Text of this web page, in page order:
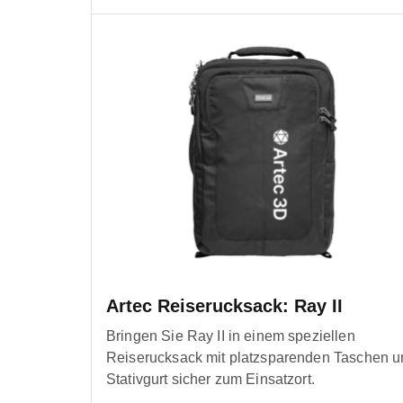
Artec Reiserucksack: Ray II
Bringen Sie Ray II in einem speziellen
Reiserucksack mit platzsparenden Taschen
Stativgurt sicher zum Einsatzort.